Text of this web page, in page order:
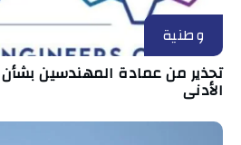
وطنية
تحذير من عمادة المهندسين بشأن
الأدنى